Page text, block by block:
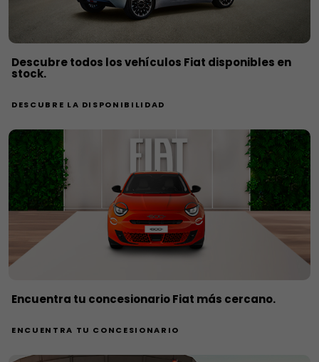
Descubre todos los vehículos Fiat disponibles en
stock.
DESCUBRE LA DISPONIBILIDAD
Encuentra tu concesionario Fiat más cercano.
ENCUENTRA TU CONCESIONARIO